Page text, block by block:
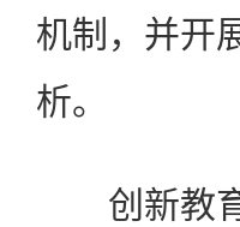
机制，并开
析。
创新教育